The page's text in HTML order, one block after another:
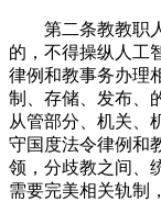
第二条教教职人
的，不得操纵人工
律例和教事务办理
制、存储、发布、
从管部分、机关、
守国度法令律例和
领，分歧教之间、
需要完美相关轨制